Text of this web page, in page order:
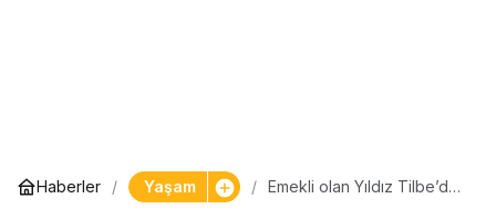
Haberler Yaşam
Emekli olan Yıldız Tilbe’den